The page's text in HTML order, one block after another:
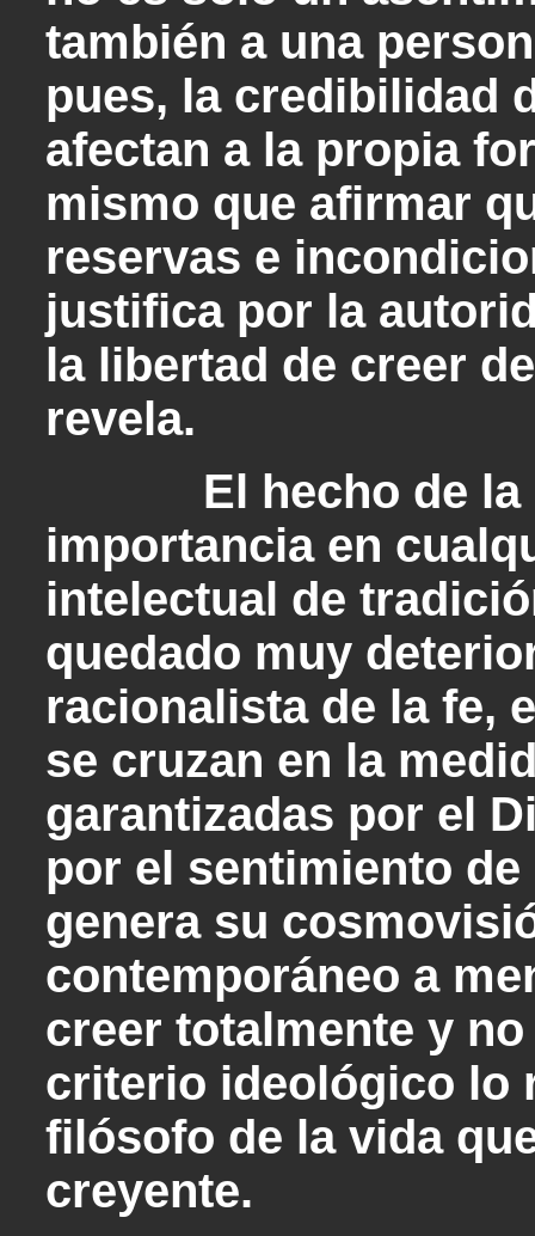
también a una
pues, la credibilidad
afectan a la propia
mismo que afirmar
reservas e
justifica por la
la libertad de creer
revela.
El hecho de la
importancia en
intelectual de
quedado muy
racionalista de la fe,
se cruzan en la
garantizadas por el
por el sentimiento
genera su
contemporáneo a
creer totalmente y
criterio ideológico lo
filósofo de la vida
creyente.